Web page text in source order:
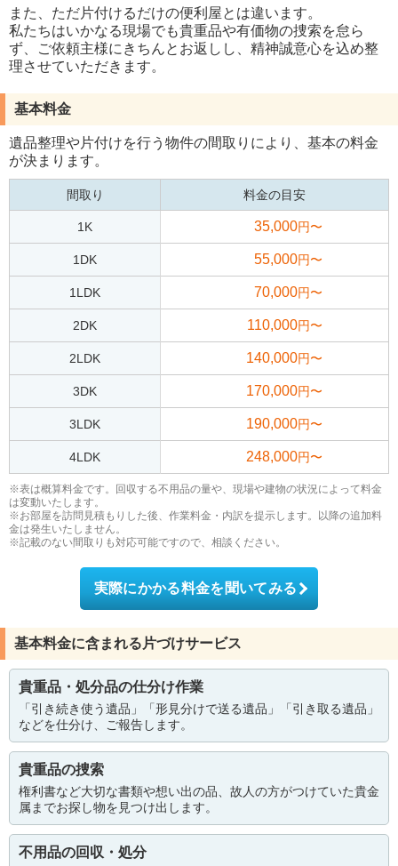
また、ただ片付けるだけの便利屋とは違います。
私たちはいかなる現場でも貴重品や有価物の捜索を怠ら
ず、ご依頼主様にきちんとお返しし、精神誠意心を込め整
理させていただきます。
基本料金
遺品整理や片付けを行う物件の間取りにより、基本の料金
が決まります。
間取り 料金の目安
1K 35,000円〜
1DK 55,000円〜
1LDK 70,000円〜
2DK 110,000円〜
2LDK 140,000円〜
3DK 170,000円〜
3LDK 190,000円〜
4LDK 248,000円〜
※表は概算料金です。回収する不用品の量や、現場や建物の状況によって料金
は変動いたします。
※お部屋を訪問見積もりした後、作業料金・内訳を提示します。以降の追加料
金は発生いたしません。
※記載のない間取りも対応可能ですので、相談ください。
実際にかかる料金を聞いてみる
基本料金に含まれる片づけサービス
貴重品・処分品の仕分け作業
「引き続き使う遺品」「形見分けで送る遺品」「引き取る遺品」
などを仕分け、ご報告します。
貴重品の捜索
権利書など大切な書類や想い出の品、故人の方がつけていた貴金
属までお探し物を見つけ出します。
不用品の回収・処分